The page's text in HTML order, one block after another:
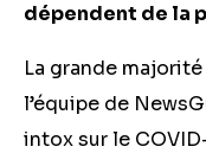
dépendent de la
La grande
l’équipe de
intox sur le